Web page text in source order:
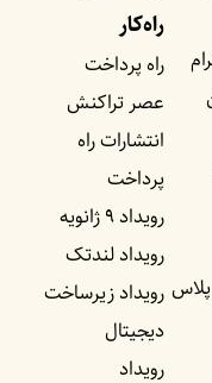
راه‌کار
راه پرداخت
عصر تراکنش
انتشارات راه
پرداخت
رویداد ۹ ژانویه
رویداد لندتک
رویداد زیرساخت
دیجیتال
رویداد